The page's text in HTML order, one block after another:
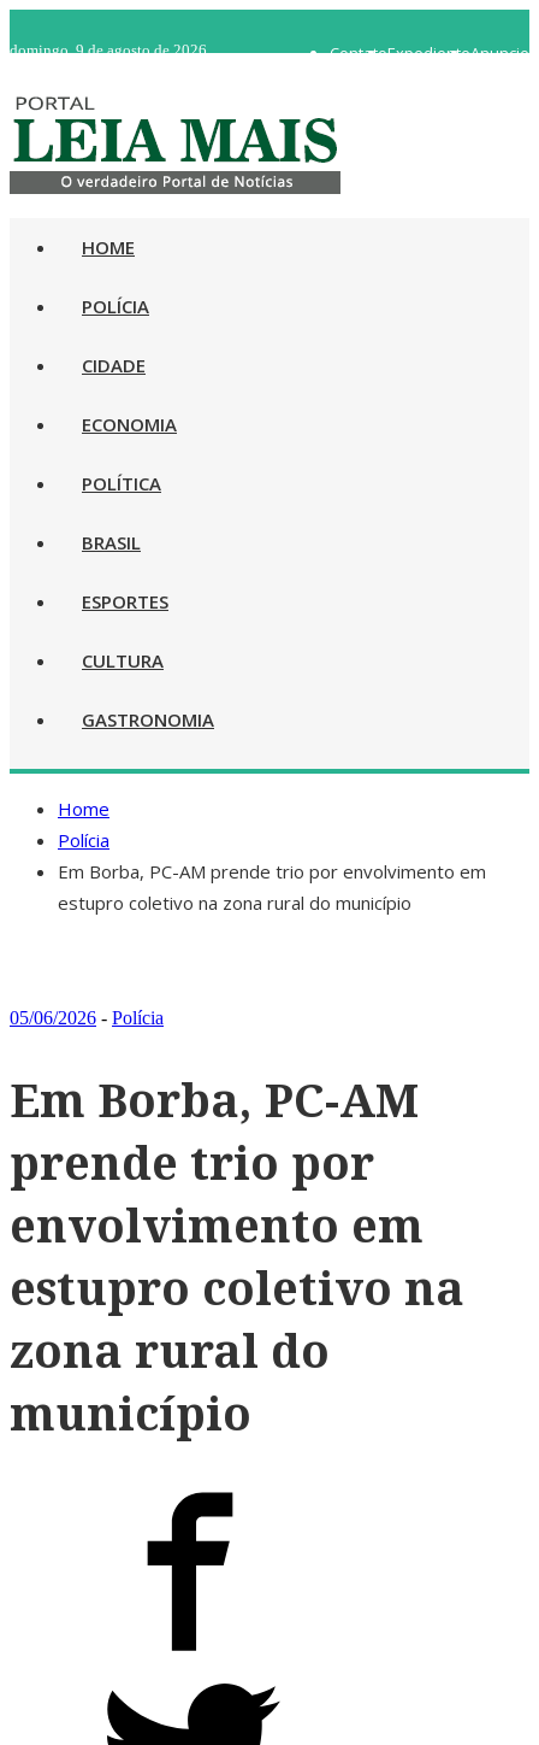
domingo, 9 de agosto de 2026 Anuncie
Expediente
Contato
HOME
POLÍCIA
CIDADE
ECONOMIA
POLÍTICA
BRASIL
ESPORTES
CULTURA
GASTRONOMIA
Home
Polícia
Em Borba, PC-AM prende trio por envolvimento em
estupro coletivo na zona rural do município
05/06/2026 - Polícia
Em Borba, PC-AM
prende trio por
envolvimento em
estupro coletivo na
zona rural do
município